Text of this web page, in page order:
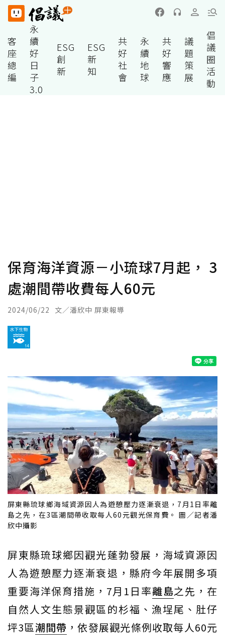
客
座
總
編
永
續
好
日
子
3.0
ESG
創
新
ESG
新
知
共
好
社
會
永
續
地
球
共
好
響
應
議
題
策
展
倡
議
圈
活
動
保育海洋資源－小琉球7月起， 3
處潮間帶收費每人60元
2024/06/22 文／潘欣中 屏東報導
屏東縣琉球鄉海域資源因人為遊憩壓力逐漸衰退，7月1日率離
島之先，在3區潮間帶收取每人60元觀光保育費。 圖／記者潘
欣中攝影
屏東縣琉球鄉因觀光蓬勃發展，海域資源因
人為遊憩壓力逐漸衰退，縣府今年展開多項
重要海洋保育措施，7月1日率離島之先，在
自然人文生態景觀區的杉福、漁埕尾、肚仔
坪3區潮間帶 ，依發展觀光條例收取每人60元